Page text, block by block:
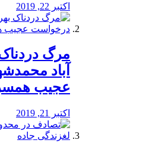
اکتبر 22, 2019
مرگ
آباد
عجیب
اکتبر 21, 2019